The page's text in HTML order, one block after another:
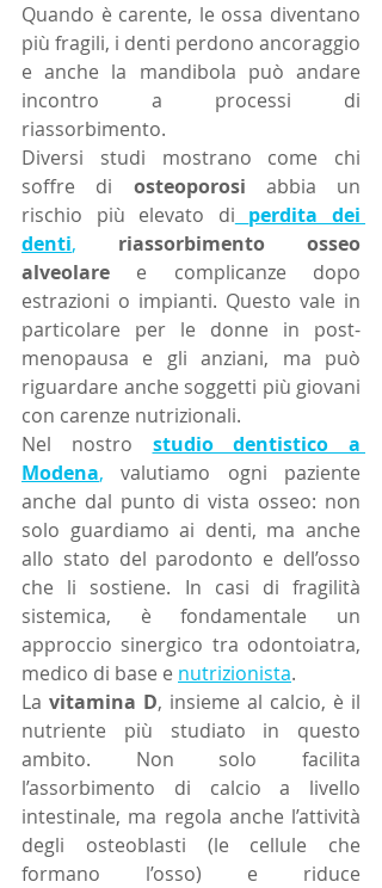
Quando è carente, le ossa diventano
più fragili, i denti perdono ancoraggio
e anche la mandibola può andare
incontro a processi di
riassorbimento.
Diversi studi mostrano come chi
soffre di osteoporosi abbia un
rischio più elevato di perdita dei
denti,
riassorbimento osseo
alveolare e complicanze dopo
estrazioni o impianti. Questo vale in
particolare per le donne in post-
menopausa e gli anziani, ma può
riguardare anche soggetti più giovani
con carenze nutrizionali.
Nel nostro studio dentistico a
Modena, valutiamo ogni paziente
anche dal punto di vista osseo: non
solo guardiamo ai denti, ma anche
allo stato del parodonto e dell’osso
che li sostiene. In casi di fragilità
sistemica, è fondamentale un
approccio sinergico tra odontoiatra,
medico di base e nutrizionista.
La vitamina D, insieme al calcio, è il
nutriente più studiato in questo
ambito. Non solo facilita
l’assorbimento di calcio a livello
intestinale, ma regola anche l’attività
degli osteoblasti (le cellule che
formano l’osso) e riduce